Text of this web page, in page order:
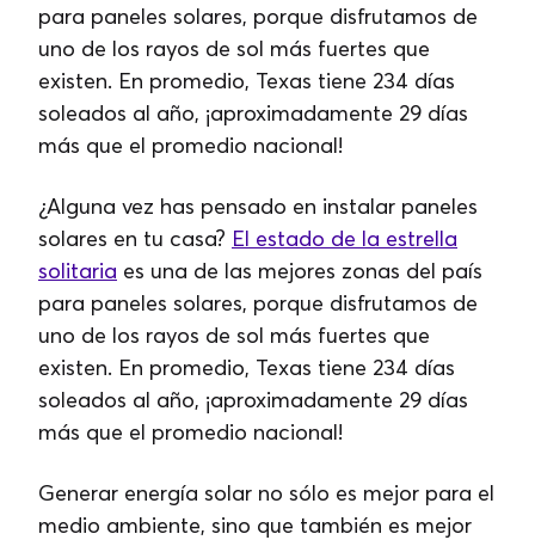
para paneles solares, porque disfrutamos de
uno de los rayos de sol más fuertes que
existen. En promedio, Texas tiene 234 días
soleados al año, ¡aproximadamente 29 días
más que el promedio nacional!
¿Alguna vez has pensado en instalar paneles
solares en tu casa? El estado de la estrella
solitaria es una de las mejores zonas del país
para paneles solares, porque disfrutamos de
uno de los rayos de sol más fuertes que
existen. En promedio, Texas tiene 234 días
soleados al año, ¡aproximadamente 29 días
más que el promedio nacional!
Generar energía solar no sólo es mejor para el
medio ambiente, sino que también es mejor